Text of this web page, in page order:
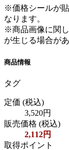
※価格シールが
なります。
※商品画像に関
が生じる場合があ
商品情報
タグ
定価 (税込)
3,520円
販売価格 (税込)
2,112円
取得ポイント